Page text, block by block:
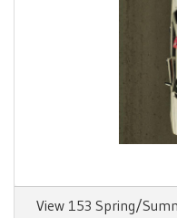
View 153 Spring/